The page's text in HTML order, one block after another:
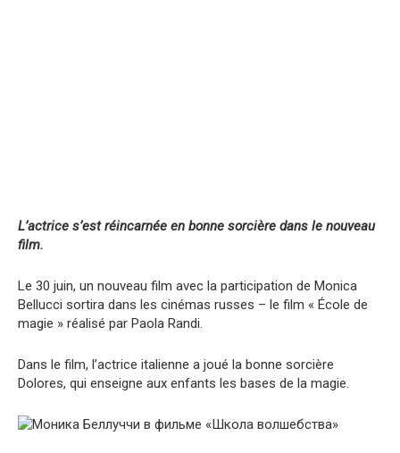
L’actrice s’est réincarnée en bonne sorcière dans le nouveau
film.
Le 30 juin, un nouveau film avec la participation de Monica
Bellucci sortira dans les cinémas russes – le film « École de
magie » réalisé par Paola Randi.
Dans le film, l’actrice italienne a joué la bonne sorcière
Dolores, qui enseigne aux enfants les bases de la magie.